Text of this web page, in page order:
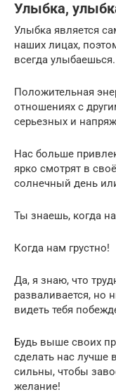
Улыбка,
Улыбка является
наших лицах,
всегда улыбаешься.
Положительная
отношениях с
серьезных и
Нас больше
ярко смотрят в
солнечный день
Ты знаешь, когда
Когда нам грустно!
Да, я знаю, что
разваливается, но
видеть тебя
Будь выше своих
сделать нас лучше
сильны, чтобы
желание!